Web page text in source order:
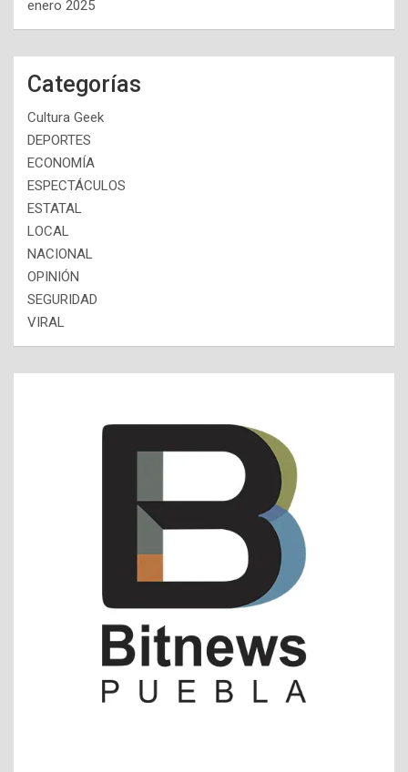
enero 2025
Categorías
Cultura Geek
DEPORTES
ECONOMÍA
ESPECTÁCULOS
ESTATAL
LOCAL
NACIONAL
OPINIÓN
SEGURIDAD
VIRAL